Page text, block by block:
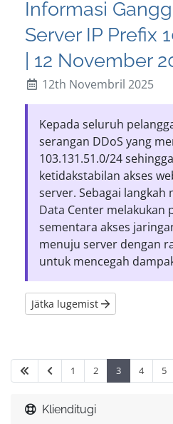
Informasi
Server IP Prefix
| 12 November
12th Novembril 2025
Kepada seluruh
serangan DDoS yang
103.131.51.0/24
ketidakstabilan akses
server. Sebagai langkah
Data Center melakukan
sementara akses
menuju server dengan
untuk mencegah
Jätka lugemist
1 2 3 4 5
Klienditugi